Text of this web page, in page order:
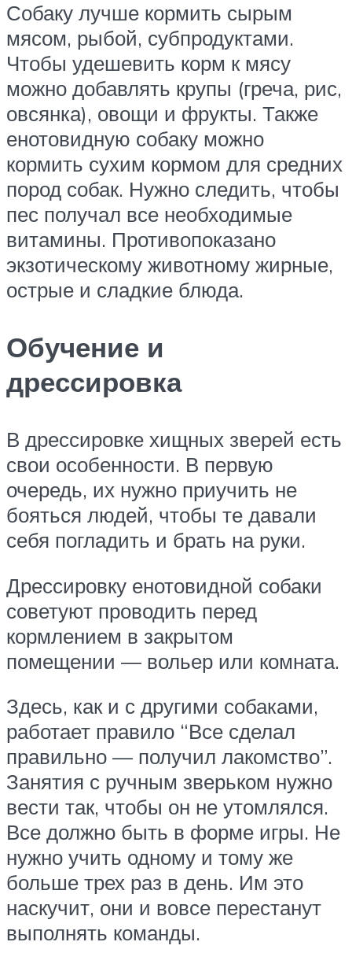
Собаку лучше кормить сырым
мясом, рыбой, субпродуктами.
Чтобы удешевить корм к мясу
можно добавлять крупы (греча, рис,
овсянка), овощи и фрукты. Также
енотовидную собаку можно
кормить сухим кормом для средних
пород собак. Нужно следить, чтобы
пес получал все необходимые
витамины. Противопоказано
экзотическому животному жирные,
острые и сладкие блюда.
Обучение и
дрессировка
В дрессировке хищных зверей есть
свои особенности. В первую
очередь, их нужно приучить не
бояться людей, чтобы те давали
себя погладить и брать на руки.
Дрессировку енотовидной собаки
советуют проводить перед
кормлением в закрытом
помещении — вольер или комната.
Здесь, как и с другими собаками,
работает правило “Все сделал
правильно — получил лакомство”.
Занятия с ручным зверьком нужно
вести так, чтобы он не утомлялся.
Все должно быть в форме игры. Не
нужно учить одному и тому же
больше трех раз в день. Им это
наскучит, они и вовсе перестанут
выполнять команды.